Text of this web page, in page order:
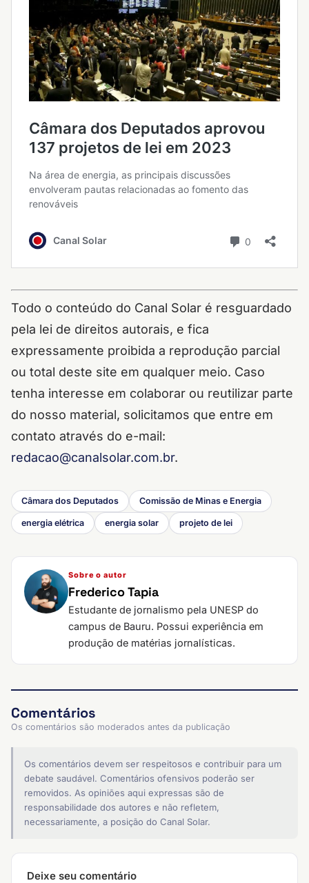
Todo o conteúdo do Canal Solar é resguardado
pela lei de direitos autorais, e fica
expressamente proibida a reprodução parcial
ou total deste site em qualquer meio. Caso
tenha interesse em colaborar ou reutilizar parte
do nosso material, solicitamos que entre em
contato através do e-mail:
redacao@canalsolar.com.br.
Câmara dos Deputados Comissão de Minas e Energia
energia elétrica energia solar projeto de lei
Sobre o autor
Frederico Tapia
Estudante de jornalismo pela UNESP do
campus de Bauru. Possui experiência em
produção de matérias jornalísticas.
Comentários
Os comentários são moderados antes da publicação
Os comentários devem ser respeitosos e contribuir para um
debate saudável. Comentários ofensivos poderão ser
removidos. As opiniões aqui expressas são de
responsabilidade dos autores e não refletem,
necessariamente, a posição do Canal Solar.
Deixe seu comentário